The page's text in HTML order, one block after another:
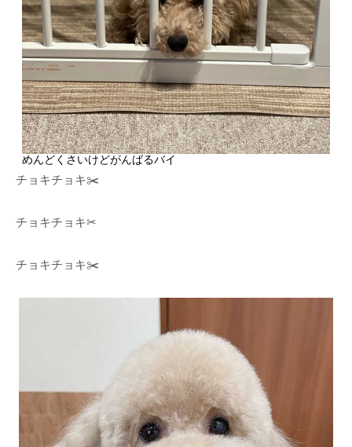
めんどくさいけどがんばるバイ
チョキチョキ✂️
チョキチョキ✂︎
チョキチョキ✂️